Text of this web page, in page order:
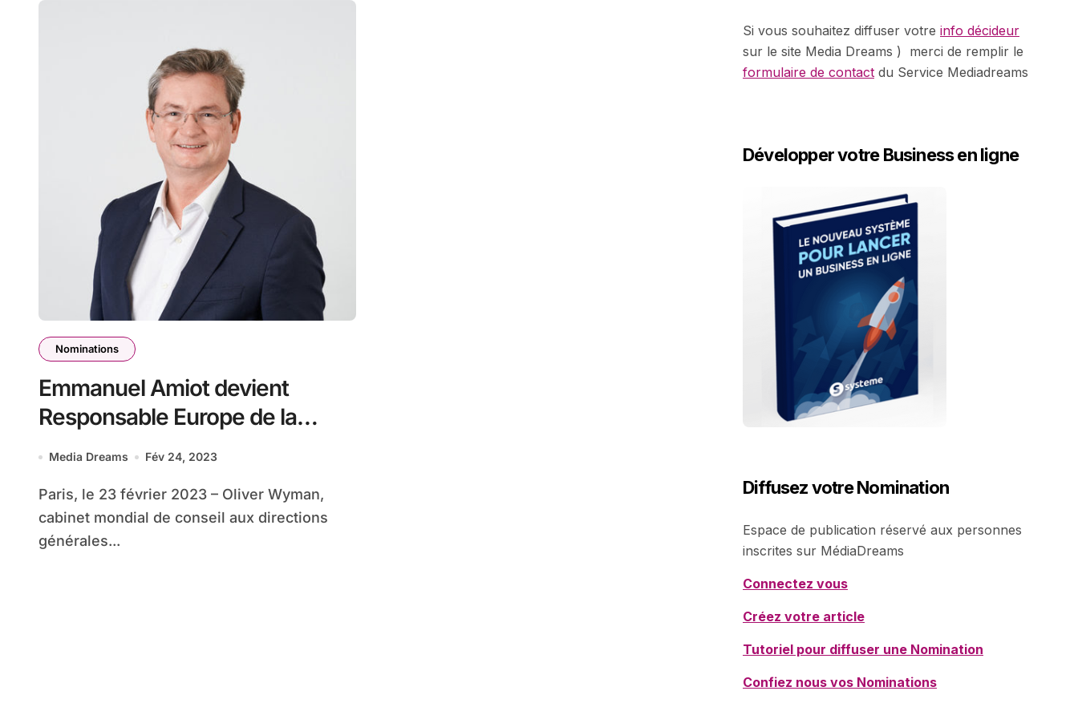
Nominations
Emmanuel Amiot devient
Responsable Europe de la
Practice Communication,
Wyman
Media Dreams Fév 24, 2023
Paris, le 23 février 2023 – Oliver Wyman,
cabinet mondial de conseil aux directions
générales...
Si vous souhaitez diffuser votre info décideur
sur le site Media Dreams ) merci de remplir le
formulaire de contact du Service Mediadreams
Développer votre Business en ligne
Diffusez votre Nomination
Espace de publication réservé aux personnes
inscrites sur MédiaDreams
Connectez vous
Créez votre article
Tutoriel pour diffuser une Nomination
Confiez nous vos Nominations